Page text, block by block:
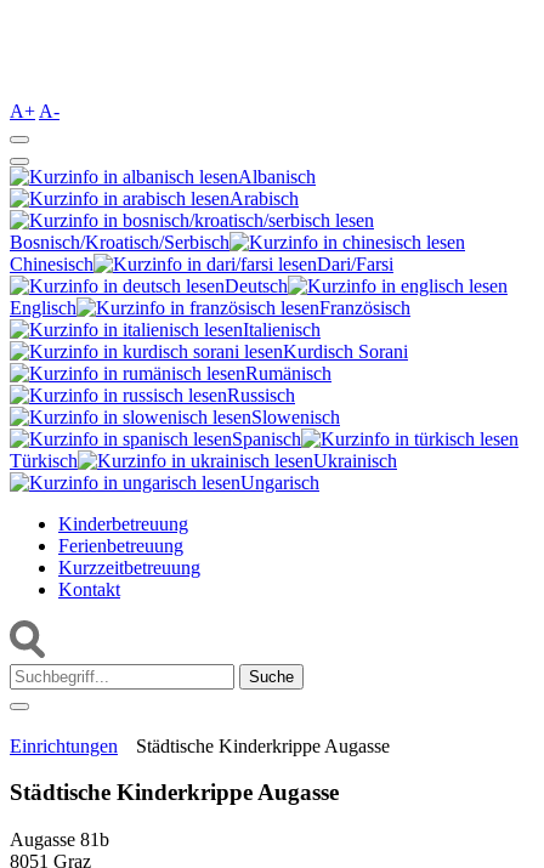
A+ A-
Albanisch
Arabisch
Bosnisch/Kroatisch/Serbisch
Chinesisch
Dari/Farsi
Deutsch
Englisch
Französisch
Italienisch
Kurdisch Sorani‎
Rumänisch
Russisch
Slowenisch
Spanisch
Türkisch
Ukrainisch
Ungarisch
Kinderbetreuung
Ferienbetreuung
Kurzzeitbetreuung
Kontakt
Suche:
Einrichtungen Städtische Kinderkrippe Augasse
Städtische Kinderkrippe Augasse
Augasse 81b
8051 Graz